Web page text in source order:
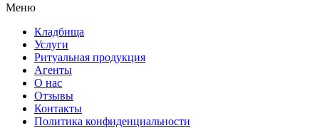
Меню
Кладбища
Услуги
Ритуальная продукция
Агенты
О нас
Отзывы
Контакты
Политика конфиденциальности